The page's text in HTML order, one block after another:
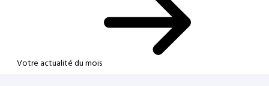
Votre actualité du mois